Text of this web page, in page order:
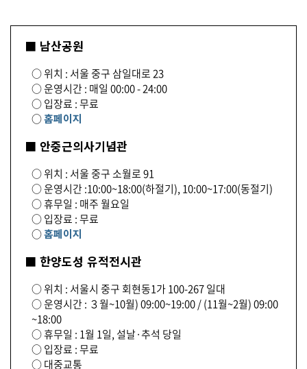
■ 남산공원
○ 위치 : 서울 중구 삼일대로 23
○ 운영시간 : 매일 00:00 - 24:00
○ 입장료 : 무료
○홈페이지
■ 안중근의사기념관
○ 위치 : 서울 중구 소월로 91
○ 운영시간 :10:00~18:00(하절기), 10:00~17:00(동절기)
○ 휴무일 : 매주 월요일
○ 입장료 : 무료
○홈페이지
■ 한양도성 유적전시관
○ 위치 : 서울시 중구 회현동1가 100-267 일대
○ 운영시간 : ３월~10월) 09:00~19:00 / (11월~2월) 09:00
~18:00
○ 휴무일 : 1월 1일, 설날·추석 당일
○ 입장료 : 무료
○ 대중교통